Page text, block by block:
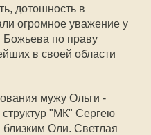
дотошность в
огромное уважение у
Божьева по праву
в своей области
мужу Ольги -
структур "МК" Сергею
Оли. Светлая